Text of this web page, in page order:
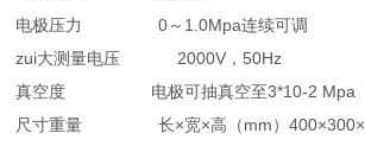
电极压力 0～1.0Mpa连续可调
zui大测量电压 2000V，50Hz
真空度 电极可抽真空至3*10-2 Mpa
尺寸重量 长×宽×高（mm）